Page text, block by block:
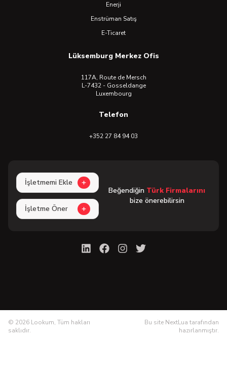
Enerji
Enstrüman Satış
E-Ticaret
Lüksemburg Merkez Ofis
117A, Route de Mersch
L-7432 - Gosseldange
Luxembourg
Telefon
+352 27 84 94 03
İşletmemi Ekle
İşletme Öner
Beğendiğin Türk Firmalarını
bize önerebilirsin
© 2026 Lookum, Tüm hakları
saklıdır.
Bu site NextLua tarafından
hazırlanmıştır.